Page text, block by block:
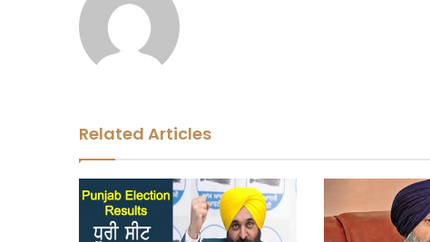
Related Articles